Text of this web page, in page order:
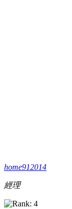
home912014
經理